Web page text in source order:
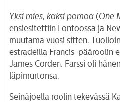
Yksi mies, kaksi pomoa (One
ensiesitettiin Lontoossa ja
muutama vuosi sitten.
estradeilla Francis-pääroolin
James Corden. Farssi oli
läpimurtonsa.
Seinäjoella roolin tekevässä